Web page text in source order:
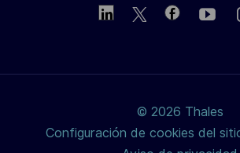
© 2026 Thales
Configuración de cookies del